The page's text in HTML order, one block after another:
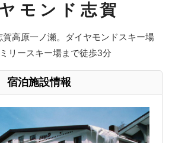
モンド志賀
高原一ノ瀬。ダイヤモンドスキー場
リースキー場まで徒歩3分
宿泊施設情報